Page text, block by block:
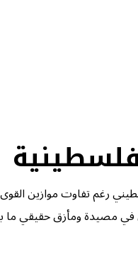
رغم تفاوت موازين
في مصيدة ومأزق حقيقي ما